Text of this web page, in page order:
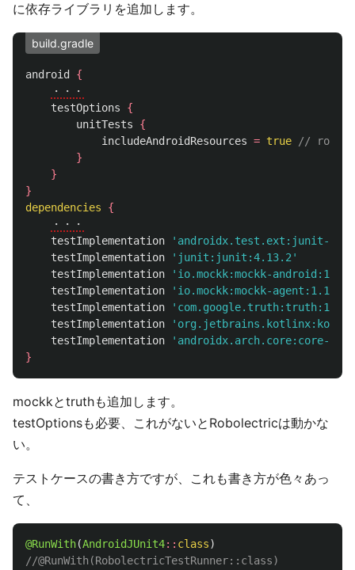
に依存ライブラリを追加します。
build.gradle
android
{
・・・
testOptions
{
unitTests
{
includeAndroidResources = true
//
}
}
}
dependencies
{
・・・
testImplementation
'androidx.test.ext:junit-
testImplementation
'junit:junit:4.13.2'
testImplementation
'io.mockk:mockk-
testImplementation
'io.mockk:mockk-agent:1.13.3'
testImplementation
testImplementation
testImplementation
'androidx.arch.core:core-
}
mockkとtruthも追加します。
testOptionsも必要、これがないとRobolectricは動かな
い。
テストケースの書き方ですが、これも書き方が色々あっ
て、
@RunWith(AndroidJUnit4:: class)
//@RunWith(RobolectricTestRunner::class)